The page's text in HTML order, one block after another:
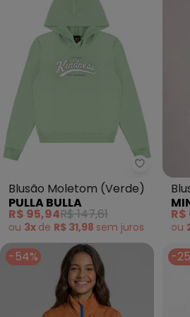
Pulla
Blusão Moletom (Verde)
PULLA BULLA
R$ 95,94R$ 147,61
ou 3x de R$ 31,98 sem juros ou
-54% -